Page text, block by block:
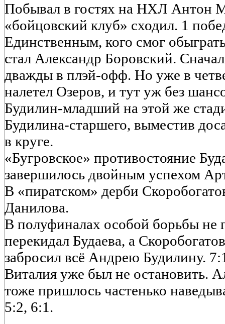
Побывал в гостях на НХЛ Антон
«бойцовский клуб» сходил. 1
Единственным, кого смог
стал Александр Боровский.
дважды в плэй-офф. Но уже в
налетел Озеров, и тут уж без
Будилин-младший на этой же
Будилина-старшего, выместив
в круге.
«Бугровское» противостояние
завершилось двойным успехом
В «пиратском» дерби
Данилова.
В полуфиналах особой борьбы не
перекидал Будаева, а
забросил всё Андрею Будилину.
Виталия уже был не остановить.
тоже пришлось частенько
5:2, 6:1.